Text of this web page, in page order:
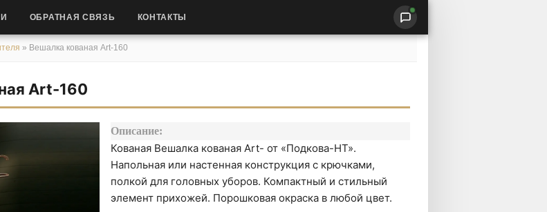
ОБРАТНАЯ СВЯЗЬ КОНТАКТЫ
» Вешалка кованая Art-160
Art-160
Описание:
Кованая Вешалка кованая Art- от «Подкова-НТ».
Напольная или настенная конструкция с крючками,
полкой для головных уборов. Компактный и стильный
элемент прихожей. Порошковая окраска в любой цвет.